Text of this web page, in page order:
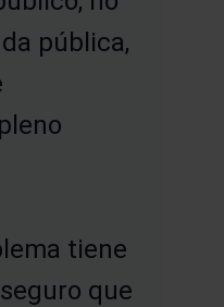
pública,
tiene
que